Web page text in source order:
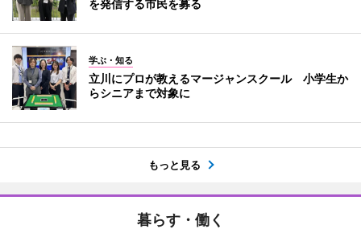
を発信する市民を募る
学ぶ・知る
立川にプロが教えるマージャンスクール 小学生か
らシニアまで対象に
もっと見る
暮らす・働く